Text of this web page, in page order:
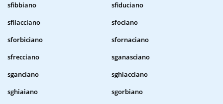
sfibbiano
sfiduciano
sfilacciano
sfociano
sforbiciano
sfornaciano
sfrecciano
sganasciano
sganciano
sghiacciano
sghiaiano
sgorbiano